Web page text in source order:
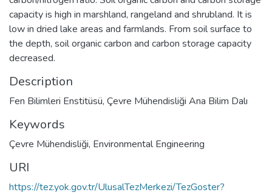
capacity is high in marshland, rangeland and shrubland. It is
low in dried lake areas and farmlands. From soil surface to
the depth, soil organic carbon and carbon storage capacity
decreased.
Description
Fen Bilimleri Enstitüsü, Çevre Mühendisliği Ana Bilim Dalı
Keywords
Çevre Mühendisliği, Environmental Engineering
URI
https://tez.yok.gov.tr/UlusalTezMerkezi/TezGoster?